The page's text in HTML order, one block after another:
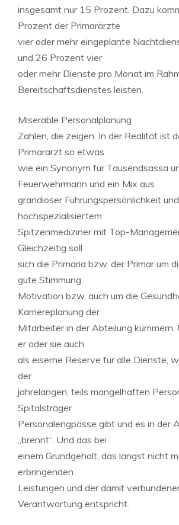
insgesamt nur 15 Prozent. Dazu
Prozent der Primarärzte
vier oder mehr eingeplante
und 26 Prozent vier
oder mehr Dienste pro Monat im
Bereitschaftsdienstes leisten.
Miserable Personalplanung
Zahlen, die zeigen: In der Realität ist
Primararzt so etwas
wie ein Synonym für Tausendsassa
Feuerwehrmann und ein Mix aus
grandioser Führungspersönlichkeit und
hochspezialisiertem
Spitzenmediziner mit Top-
Gleichzeitig soll
sich die Primaria bzw. der Primar um
gute Stimmung,
Motivation bzw. auch um die
Karriereplanung der
Mitarbeiter in der Abteilung kümmern.
er oder sie auch
als eiserne Reserve für alle Dienste,
der
jahrelangen, teils mangelhaften
Spitalsträger
Personalengpässe gibt und es in der
„brennt“. Und das bei
einem Grundgehalt, das längst nicht
erbringenden
Leistungen und der damit
Verantwortung entspricht.